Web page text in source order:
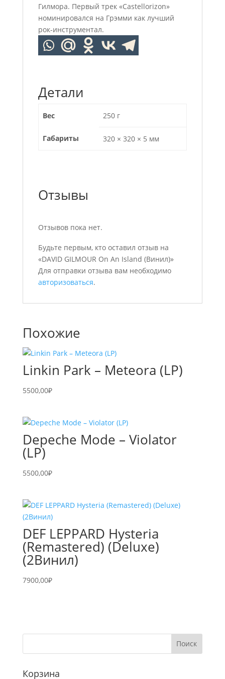
Гилмора. Первый трек «Castellorizon»
номинировался на Грэмми как лучший
рок-инструментал.
Детали
Вес 250 г
Габариты 320 × 320 × 5 мм
Отзывы
Отзывов пока нет.
Будьте первым, кто оставил отзыв на
«DAVID GILMOUR On An Island (Винил)»
Для отправки отзыва вам необходимо
авторизоваться.
Похожие
Linkin Park – Meteora (LP)
5500,00₽
Depeche Mode – Violator
(LP)
5500,00₽
DEF LEPPARD Hysteria
(Remastered) (Deluxe)
(2Винил)
7900,00₽
Корзина